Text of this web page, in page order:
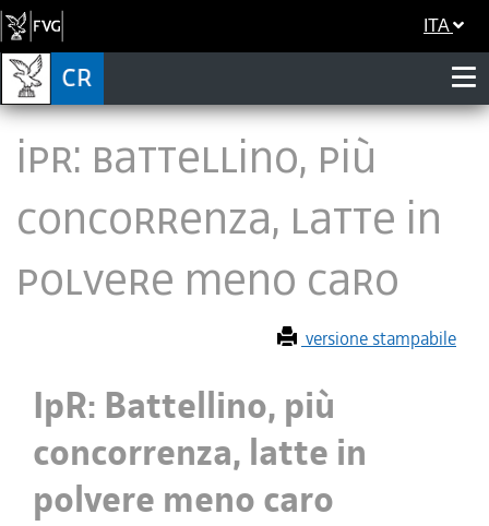
ITA
IpR: Battellino, più
concorrenza, latte in
polvere meno caro
versione stampabile
IpR: Battellino, più
concorrenza, latte in
polvere meno caro